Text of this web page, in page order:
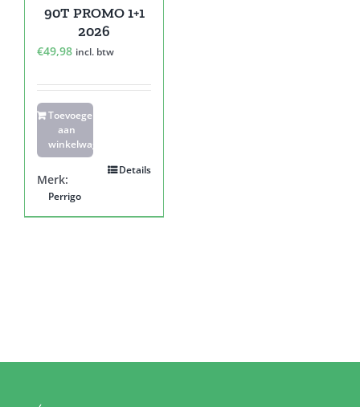
90T PROMO 1+1
2026
€49,98 incl. btw
Toevoegen
aan
winkelwagen
Details
Merk:
Perrigo